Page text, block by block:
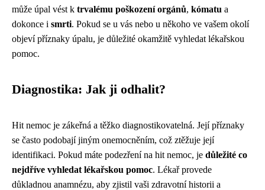
může úpal vést k trvalému poškození orgánů, kómatu a
dokonce i smrti. Pokud se u vás nebo u někoho ve vašem okolí
objeví příznaky úpalu, je důležité okamžitě vyhledat lékařskou
pomoc.
Diagnostika: Jak ji odhalit?
Hit nemoc je zákeřná a těžko diagnostikovatelná. Její příznaky
se často podobají jiným onemocněním, což ztěžuje její
identifikaci. Pokud máte podezření na hit nemoc, je důležité co
nejdříve vyhledat lékařskou pomoc. Lékař provede
důkladnou anamnézu, aby zjistil vaši zdravotní historii a